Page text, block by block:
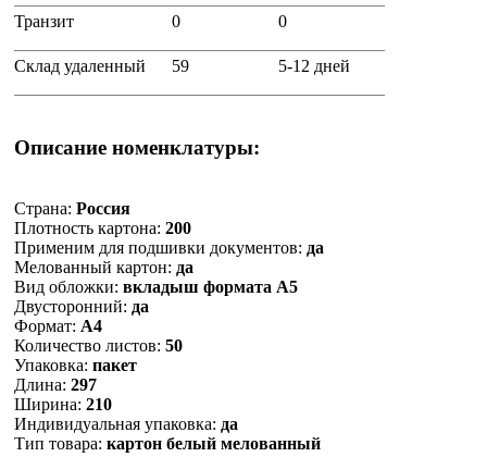
Транзит 0 0
Склад удаленный 59 5-12 дней
Описание номенклатуры:
Страна: Россия
Плотность картона: 200
Применим для подшивки документов: да
Мелованный картон: да
Вид обложки: вкладыш формата А5
Двусторонний: да
Формат: А4
Количество листов: 50
Упаковка: пакет
Длина: 297
Ширина: 210
Индивидуальная упаковка: да
Тип товара: картон белый мелованный